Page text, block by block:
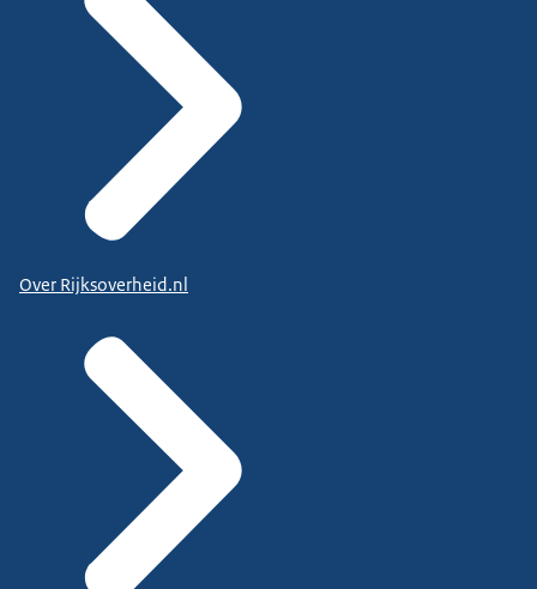
Over Rijksoverheid.nl